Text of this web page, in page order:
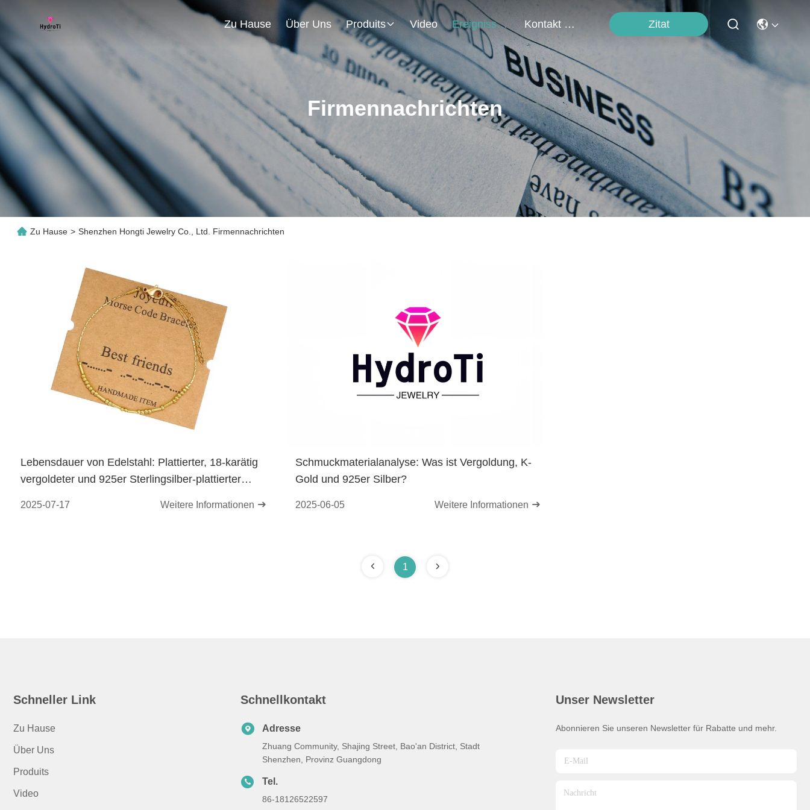
Zu Hause Über Uns Produits Video Ereignisse Kontakt Mit Uns Zitat
Firmennachrichten
Zu Hause > Shenzhen Hongti Jewelry Co., Ltd. Firmennachrichten
Lebensdauer von Edelstahl: Plattierter, 18-karätig
vergoldeter und 925er Sterlingsilber-plattierter
2025-07-17 Weitere Informationen
Schmuckmaterialanalyse: Was ist Vergoldung, K-
Gold und 925er Silber?
2025-06-05 Weitere Informationen
1
Schneller Link
Zu Hause
Über Uns
Produits
Video
Schnellkontakt
Adresse
Zhuang Community, Shajing Street, Bao'an District, Stadt
Shenzhen, Provinz Guangdong
Tel.
86-18126522597
Unser Newsletter
Abonnieren Sie unseren Newsletter für Rabatte und mehr.